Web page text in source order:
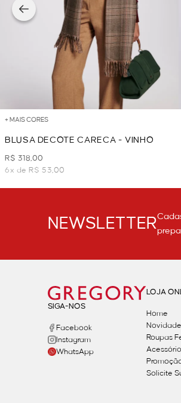
+ MAIS CORES
BLUSA DECOTE CARECA - VINHO
R$ 318,00
6x de R$ 53,00
NEWSLETTER
SIGA-NOS
Facebook
Instagram
WhatsApp
LOJA
Home
Roupas
Solicite